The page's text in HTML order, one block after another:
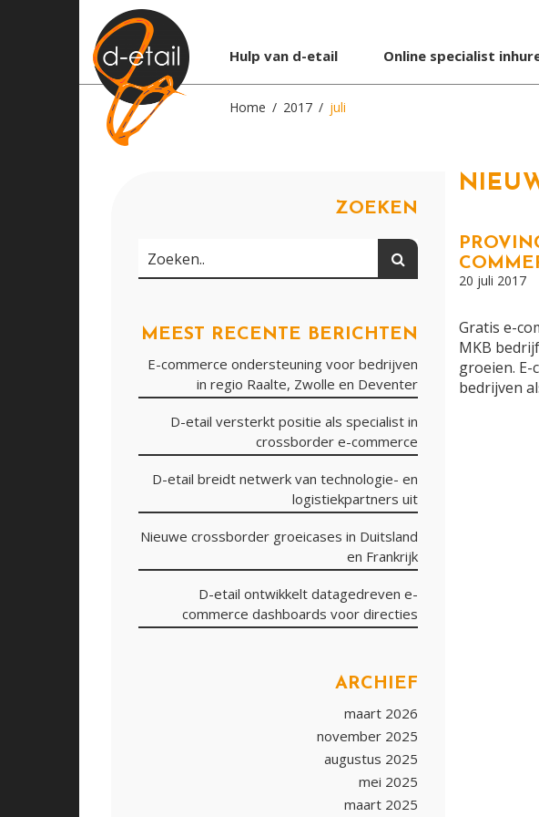
Hulp van d-etail Online specialist
Home 2017 juli
20 juli 2017
Gratis e-
MKB
groeien.
bedrijven
ZOEKEN
Zoeken..
MEEST RECENTE BERICHTEN
E-commerce ondersteuning voor bedrijven
in regio Raalte, Zwolle en Deventer
D-etail versterkt positie als specialist in
crossborder e-commerce
D-etail breidt netwerk van technologie- en
logistiekpartners uit
Nieuwe crossborder groeicases in Duitsland
en Frankrijk
D-etail ontwikkelt datagedreven e-
commerce dashboards voor directies
ARCHIEF
maart 2026
november 2025
augustus 2025
mei 2025
maart 2025